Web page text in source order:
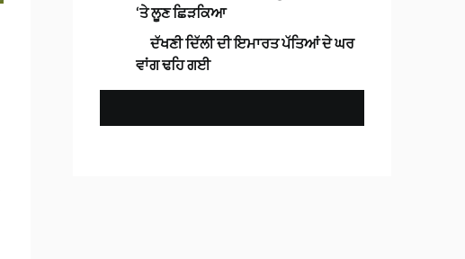
‘ਤੇ ਲੂਣ ਛਿੜਕਿਆ
ਦੱਖਣੀ ਦਿੱਲੀ ਦੀ ਇਮਾਰਤ ਪੱਤਿਆਂ ਦੇ ਘਰ
ਵਾਂਗ ਢਹਿ ਗਈ